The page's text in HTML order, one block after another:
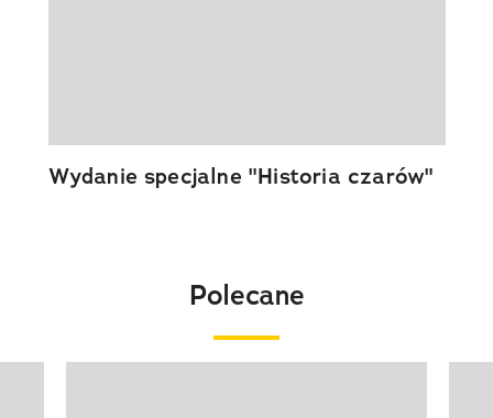
Wydanie specjalne "Historia czarów"
Polecane